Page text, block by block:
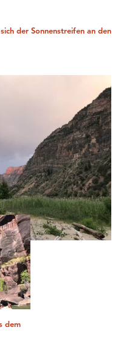
dem
der Sonnenstreifen an den